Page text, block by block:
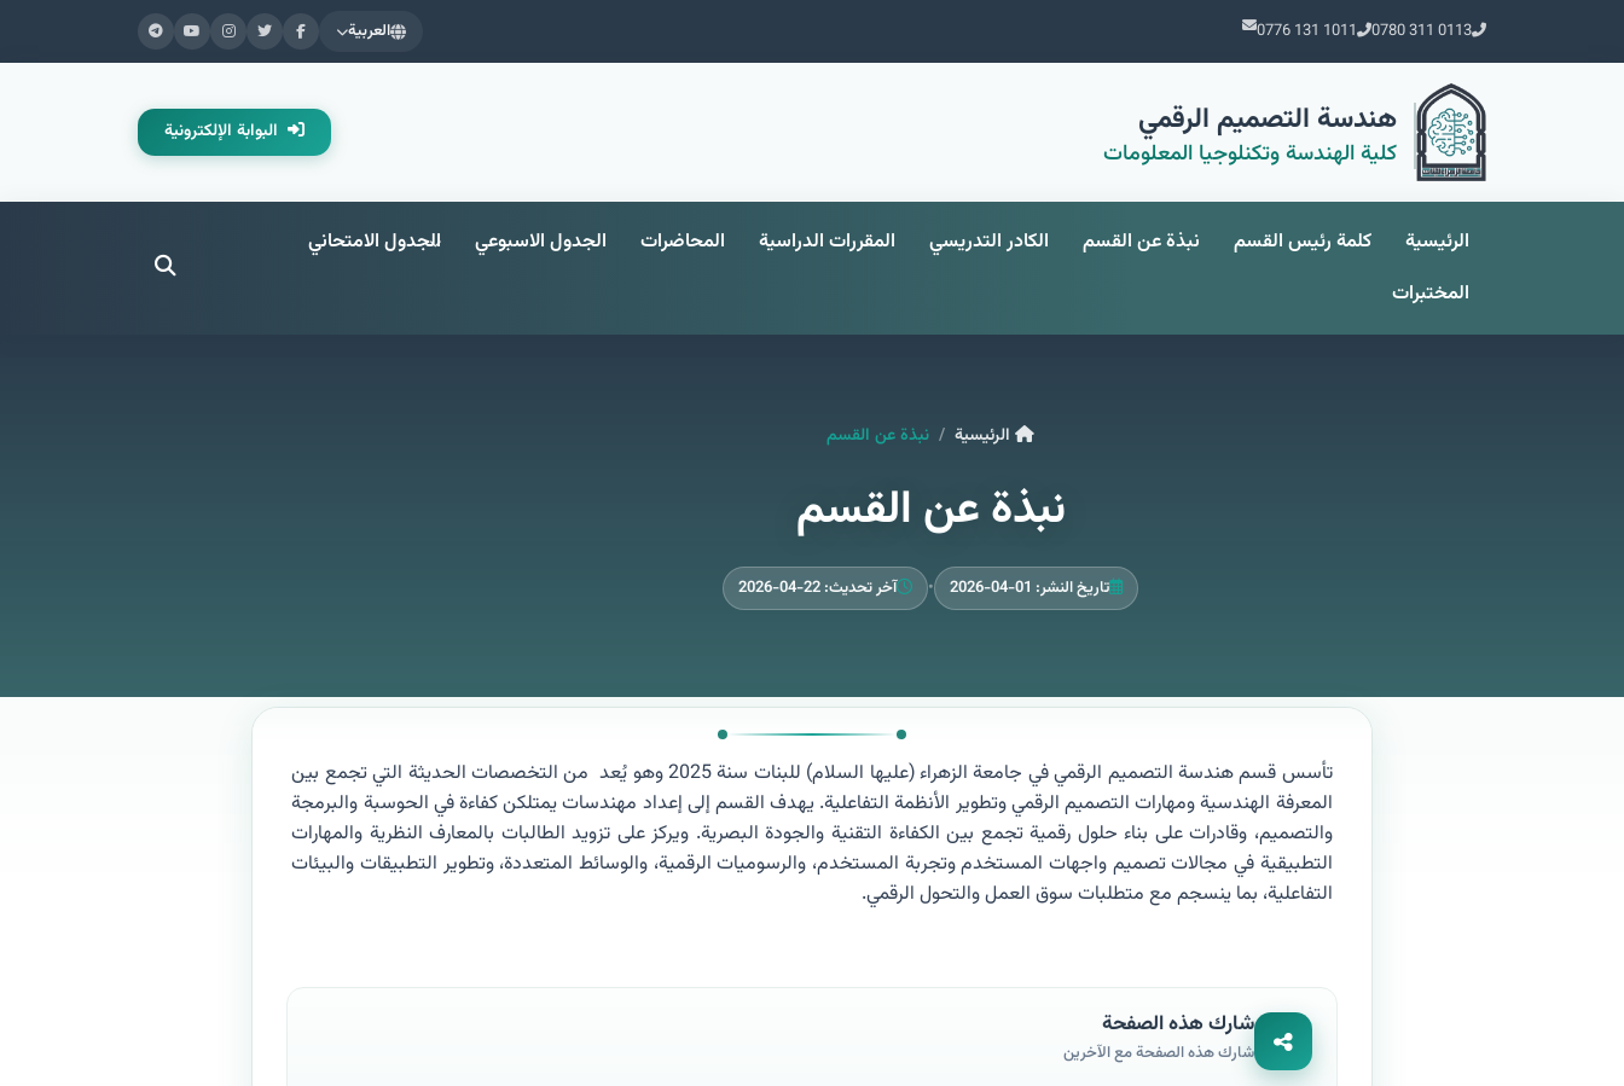
0780 311 0113
0776 131 1011 العربية
هندسة التصميم الرقمي
كلية الهندسة وتكنلوجيا المعلومات
البوابة الإلكترونية
الرئيسية كلمة رئيس القسم نبذة عن القسم الكادر التدريسي المقررات الدراسية المحاضرات الجدول الاسبوعي
الجدول الامتحاني
المختبرات
الرئيسية نبذة عن القسم
نبذة عن القسم
تاريخ النشر: 01-04-2026 • آخر تحديث: 22-04-2026
تأسس قسم هندسة التصميم الرقمي في جامعة الزهراء (عليها السلام) للبنات سنة 2025 وهو يُعد من التخصصات الحديثة التي تجمع بين
المعرفة الهندسية ومهارات التصميم الرقمي وتطوير الأنظمة التفاعلية. يهدف القسم إلى إعداد مهندسات يمتلكن كفاءة في الحوسبة والبرمجة
والتصميم، وقادرات على بناء حلول رقمية تجمع بين الكفاءة التقنية والجودة البصرية. ويركز على تزويد الطالبات بالمعارف النظرية والمهارات
التطبيقية في مجالات تصميم واجهات المستخدم وتجربة المستخدم، والرسوميات الرقمية، والوسائط المتعددة، وتطوير التطبيقات والبيئات
التفاعلية، بما ينسجم مع متطلبات سوق العمل والتحول الرقمي.
شارك هذه الصفحة
شارك هذه الصفحة مع الآخرين